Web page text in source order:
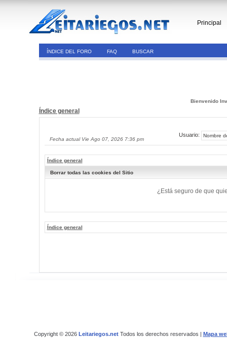
Principal
ÍNDICE DEL FORO FAQ BUSCAR
Bienvenido
Índice general
Fecha actual Vie Ago 07, 2026 7:36 pm
Usuario:
Índice general
Borrar todas las cookies del Sitio
¿Está seguro de que
Índice general
Copyright © 2026 Leitariegos.netTodos los derechos reservados | Mapa